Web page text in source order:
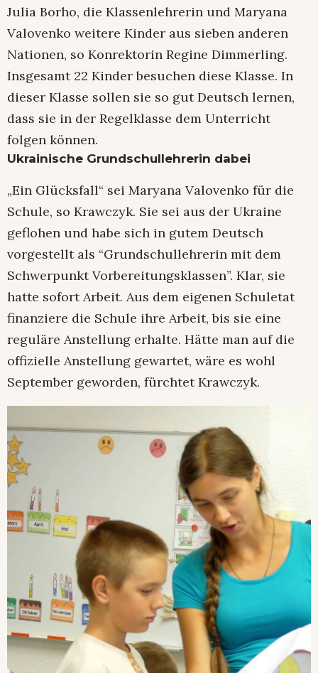
Julia Borho, die Klassenlehrerin und Maryana
Valovenko weitere Kinder aus sieben anderen
Nationen, so Konrektorin Regine Dimmerling.
Insgesamt 22 Kinder besuchen diese Klasse. In
dieser Klasse sollen sie so gut Deutsch lernen,
dass sie in der Regelklasse dem Unterricht
folgen können.
Ukrainische Grundschullehrerin dabei
„Ein Glücksfall“ sei Maryana Valovenko für die
Schule, so Krawczyk. Sie sei aus der Ukraine
geflohen und habe sich in gutem Deutsch
vorgestellt als “Grundschullehrerin mit dem
Schwerpunkt Vorbereitungsklassen”. Klar, sie
hatte sofort Arbeit. Aus dem eigenen Schuletat
finanziere die Schule ihre Arbeit, bis sie eine
reguläre Anstellung erhalte. Hätte man auf die
offizielle Anstellung gewartet, wäre es wohl
September geworden, fürchtet Krawczyk.